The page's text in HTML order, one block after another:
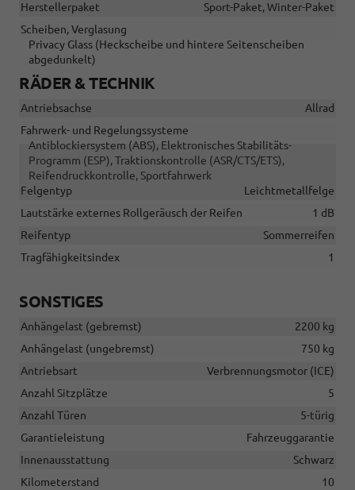
Herstellerpaket
Sport-Paket, Winter-Paket
Scheiben, Verglasung
Privacy Glass (Heckscheibe und hintere Seitenscheiben
abgedunkelt)
RÄDER & TECHNIK
Antriebsachse
Allrad
Fahrwerk- und Regelungssysteme
Antiblockiersystem (ABS), Elektronisches Stabilitäts-
Programm (ESP), Traktionskontrolle (ASR/CTS/ETS),
Reifendruckkontrolle, Sportfahrwerk
Felgentyp
Leichtmetallfelge
Lautstärke externes Rollgeräusch der Reifen
1 dB
Reifentyp
Sommerreifen
Tragfähigkeitsindex
1
SONSTIGES
Anhängelast (gebremst)
2200 kg
Anhängelast (ungebremst)
750 kg
Antriebsart
Verbrennungsmotor (ICE)
Anzahl Sitzplätze
5
Anzahl Türen
5-türig
Garantieleistung
Fahrzeuggarantie
Innenausstattung
Schwarz
Kilometerstand
10